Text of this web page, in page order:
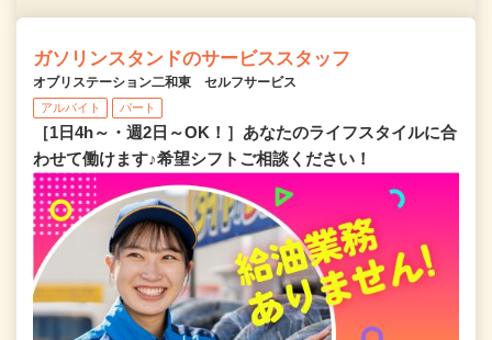
ガソリンスタンドのサービススタッフ
オブリステーション二和東 セルフサービス
アルバイト パート
［1日4h～・週2日～OK！］あなたのライフスタイルに合
わせて働けます♪希望シフトご相談ください！